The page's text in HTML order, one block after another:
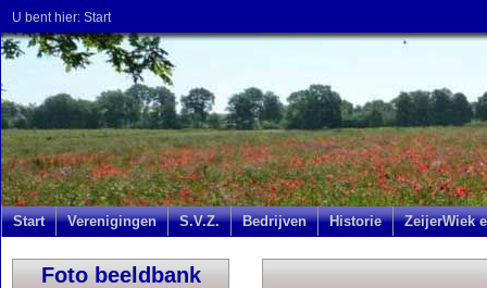
U bent hier: Start
Start Verenigingen S.V.Z. Bedrijven Historie ZeijerWiek
Foto beeldbank